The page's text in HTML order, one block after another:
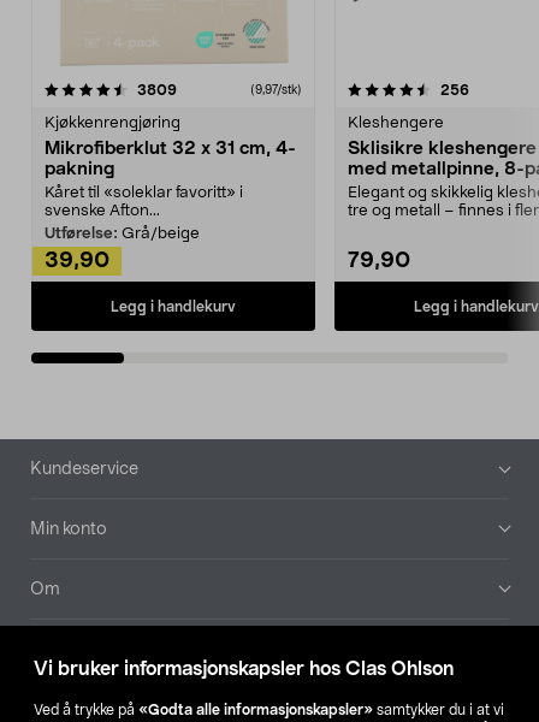
Vi bruker informasjonskapsler hos Clas Ohlson
Ved å trykke på «Godta alle informasjonskapsler» samtykker du i at vi
3809anmeldelser(9,97/stk)
Kjøkkenrengjøring
Mikrofiberklut 32 x 31 cm, 4-
pakning
Kåret til «soleklar favoritt» i
svenske Afton...
Utførelse: Grå/beige
39,90
Legg i handlekurv
4.5av 5 stjerner 256
Kleshengere
Sklisikre
med metallpinne, 8-
Elegant og skikkelig
tre og metall – finnes i
79,90
Legg i handlekurv
4.5av 5 stjerner
Bunntekst
Kundeservice
Min konto
Om
Våre selskaper